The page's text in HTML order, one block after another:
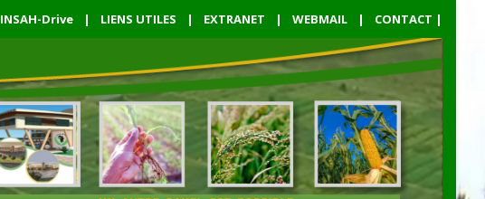
INSAH-Drive | LIENS UTILES | EXTRANET | WEBMAIL | CONTACT |